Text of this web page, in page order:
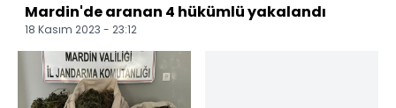
Mardin'de aranan 4 hükümlü yakalandı
18 Kasım 2023 - 23:12